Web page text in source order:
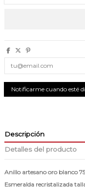
Descripción
Detalles del producto
Anillo artesano oro blanco
Esmeralda recristalizada